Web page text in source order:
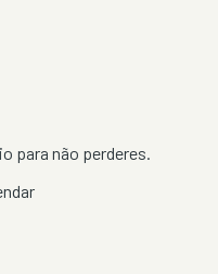
para não perderes.